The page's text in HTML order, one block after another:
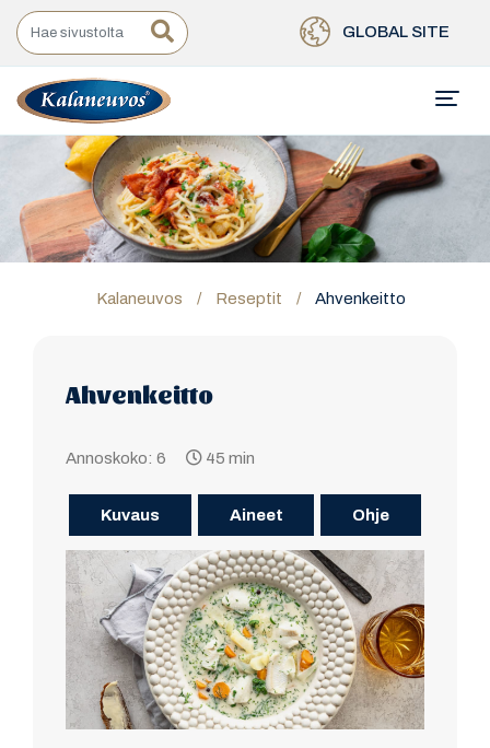
GLOBAL SITE
Kalaneuvos / Reseptit / Ahvenkeitto
Ahvenkeitto
Annoskoko: 6 45 min
Kuvaus Aineet Ohje